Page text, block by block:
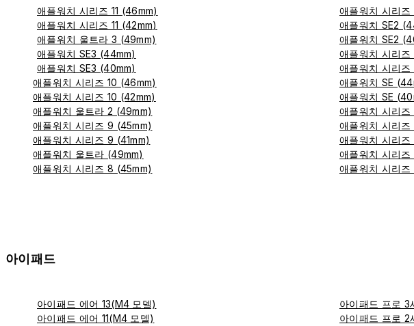
애플워치 시리즈 11 (46mm)
애플워치 시리즈 11 (42mm)
애플워치 울트라 3 (49mm)
애플워치 SE3 (44mm)
애플워치 SE3 (40mm)
애플워치 시리즈 10 (46mm)
애플워치 시리즈 10 (42mm)
애플워치 울트라 2 (49mm)
애플워치 시리즈 9 (45mm)
애플워치 시리즈 9 (41mm)
애플워치 울트라 (49mm)
애플워치 시리즈 8 (45mm)
애플워치 시리즈
애플워치 SE2
애플워치 SE2
애플워치 시리
애플워치 시리즈
애플워치 SE
애플워치 SE
애플워치 시리
애플워치 시리
애플워치 시리
애플워치 시리
애플워치 시리
아이패드
아이패드 에어 13(M4 모델)
아이패드 에어 11(M4 모델)
아이패드 프로 3
아이패드 프로 2